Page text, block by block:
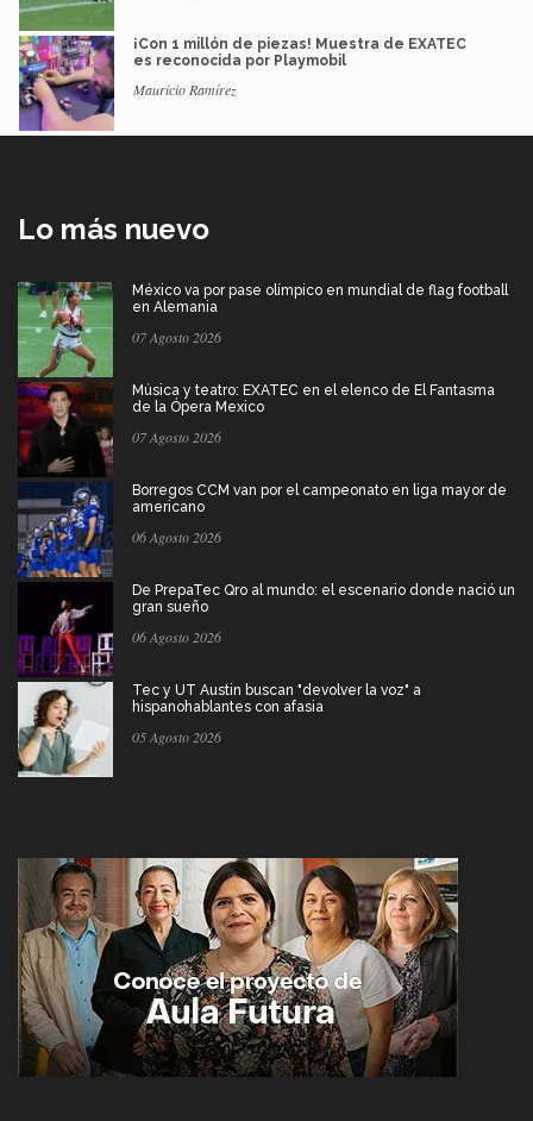
¡Con 1 millón de piezas! Muestra de EXATEC
es reconocida por Playmobil
Mauricio Ramírez
Lo más nuevo
México va por pase olímpico en mundial de flag football
en Alemania
07 Agosto 2026
Música y teatro: EXATEC en el elenco de El Fantasma
de la Ópera Mexico
07 Agosto 2026
Borregos CCM van por el campeonato en liga mayor de
americano
06 Agosto 2026
De PrepaTec Qro al mundo: el escenario donde nació un
gran sueño
06 Agosto 2026
Tec y UT Austin buscan "devolver la voz" a
hispanohablantes con afasia
05 Agosto 2026